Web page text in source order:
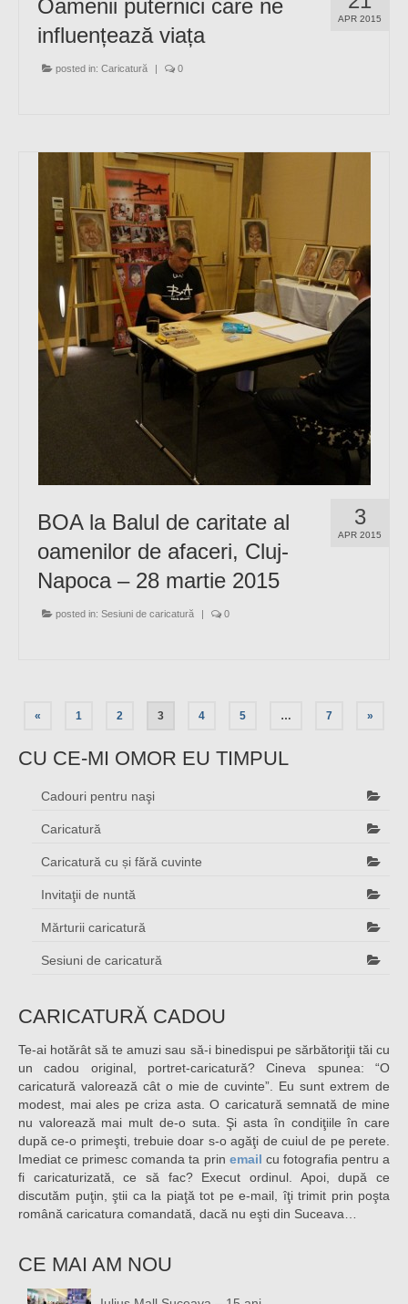
APR 2015
Oamenii puternici care ne
influențează viața
posted in: Caricatură | 0
3
APR 2015
BOA la Balul de caritate al
oamenilor de afaceri, Cluj-
Napoca – 28 martie 2015
posted in: Sesiuni de caricatură | 0
« 1 2 3 4 5 … 7 »
CU CE-MI OMOR EU TIMPUL
Cadouri pentru naşi
Caricatură
Caricatură cu și fără cuvinte
Invitaţii de nuntă
Mărturii caricatură
Sesiuni de caricatură
CARICATURĂ CADOU
Te-ai hotărât să te amuzi sau să-i binedispui pe sărbătoriţii tăi cu
un cadou original, portret-caricatură? Cineva spunea: “O
caricatură valorează cât o mie de cuvinte”. Eu sunt extrem de
modest, mai ales pe criza asta. O caricatură semnată de mine
nu valorează mai mult de-o suta. Şi asta în condiţiile în care
după ce-o primeşti, trebuie doar s-o agăţi de cuiul de pe perete.
Imediat ce primesc comanda ta prin email cu fotografia pentru a
fi caricaturizată, ce să fac? Execut ordinul. Apoi, după ce
discutăm puţin, ştii ca la piaţă tot pe e-mail, îţi trimit prin poşta
română caricatura comandată, dacă nu eşti din Suceava…
CE MAI AM NOU